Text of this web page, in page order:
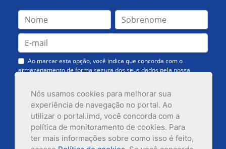
Nós usamos cookies para melhorar sua
experiência de navegação no portal. Ao
utilizar o portal.imd, você concorda com a
política de monitoramento de cookies. Para
ter mais informações sobre como isso é feito,
Ao marcar esta opção, você indica que concorda com o
armazenamento de forma segura dos seus dados pela nossa